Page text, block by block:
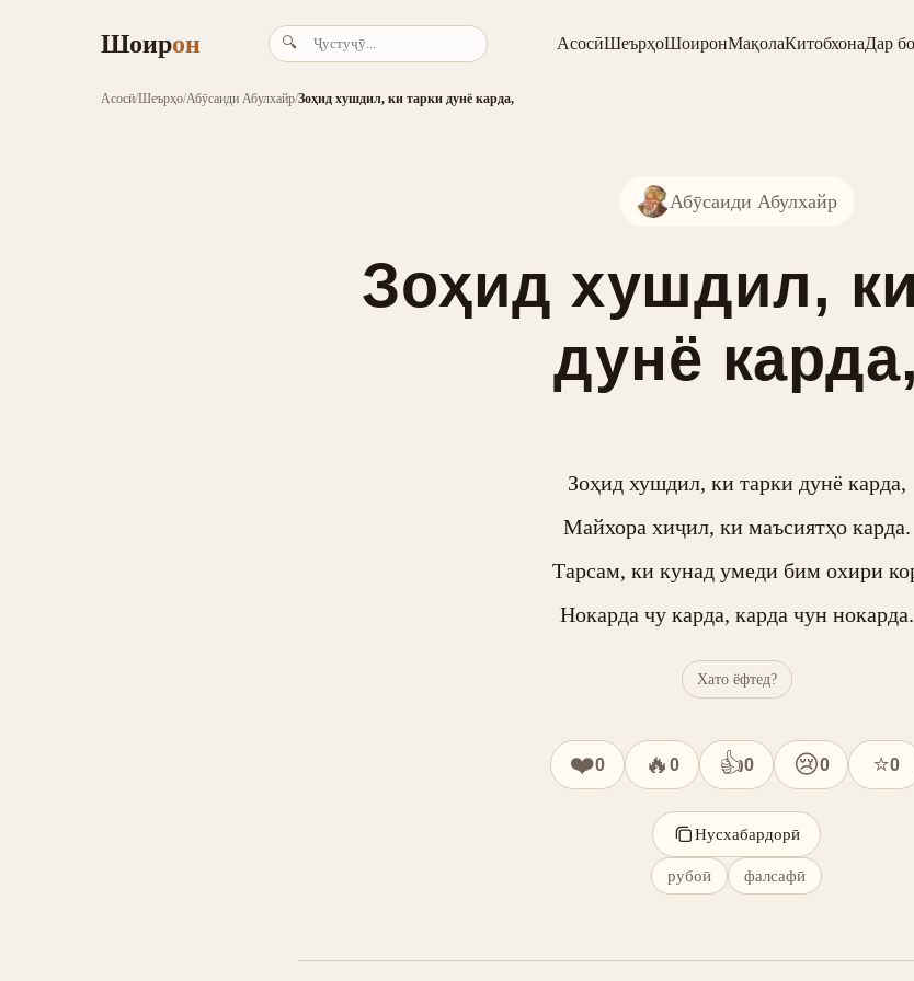
Шоирон 🔍 АсосӣШеърҳоШоиронМақолаКитобхонаДар
Асосӣ/Шеърҳо/Абӯсаиди Абулхайр/Зоҳид хушдил, ки тарки дунё карда,
Абӯсаиди Абулхайр
Зоҳид хушдил,
дунё карда,
Зоҳид хушдил, ки тарки дунё карда,
Майхора хиҷил, ки маъсиятҳо карда.
Тарсам, ки кунад умеди бим охири
Нокарда чу карда, карда чун нокарда.
Хато ёфтед?
❤️0 🔥 0 👍0 😢0 ⭐0
Нусхабардорӣ
рубоӣ фалсафӣ